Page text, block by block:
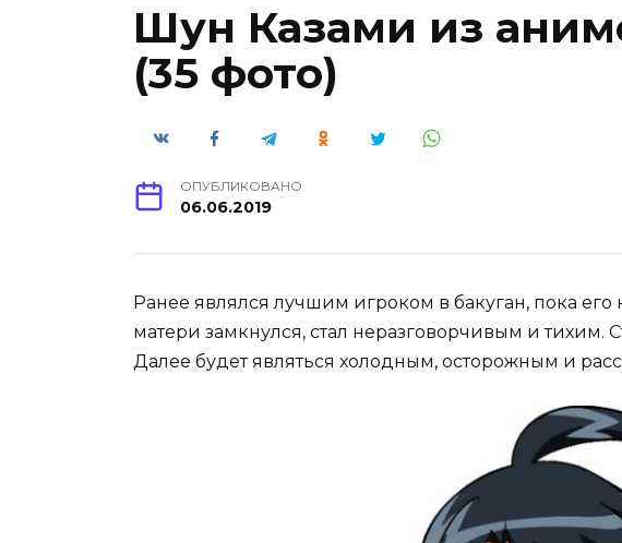
Шун Казами из
(35 фото)
ОПУБЛИКОВАНО
06.06.2019
Ранее являлся лучшим игроком в бакуган, пока его
матери замкнулся, стал неразговорчивым и тихим.
Далее будет являться холодным, осторожным и